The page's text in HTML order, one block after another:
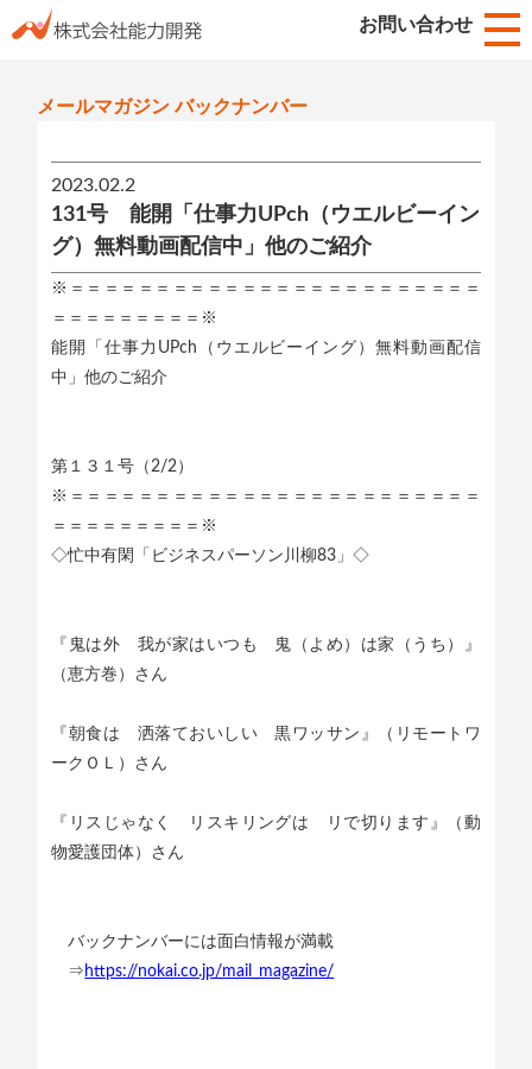
お問い合わせ
お知らせ
HOME
メールマガジン バックナンバー
2023.02.2
131号 能開「仕事力UPch（ウエルビーイン
グ）無料動画配信中」他のご紹介
※＝＝＝＝＝＝＝＝＝＝＝＝＝＝＝＝＝＝＝＝＝＝＝＝
＝＝＝＝＝＝＝＝＝※
能開「仕事力UPch（ウエルビーイング）無料動画配信
中」他のご紹介
第１３１号（2/2）
※＝＝＝＝＝＝＝＝＝＝＝＝＝＝＝＝＝＝＝＝＝＝＝＝
＝＝＝＝＝＝＝＝＝※
◇忙中有閑「ビジネスパーソン川柳83」◇
『鬼は外 我が家はいつも 鬼（よめ）は家（うち）』
（恵方巻）さん
『朝食は 洒落ておいしい 黒ワッサン』（リモートワ
ークＯＬ）さん
『リスじゃなく リスキリングは リで切ります』（動
物愛護団体）さん
バックナンバーには面白情報が満載
⇒ https://nokai.co.jp/mail_magazine/